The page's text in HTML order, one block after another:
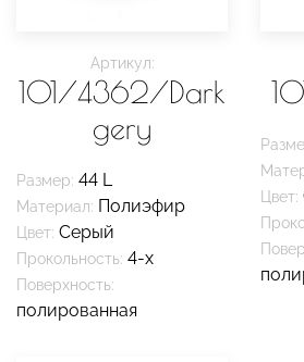
Артикул:
101/4362/Dark
gery
Размер: 44 L
Материал: Полиэфир
Цвет: Серый
Прокольность: 4-х
Поверхность:
полированная
Цвет: